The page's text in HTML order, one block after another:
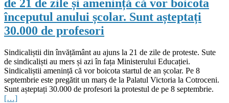
de 21 de zile și amenință că vor boicota
începutul anului școlar. Sunt așteptați
30.000 de profesori
Sindicaliștii din învățământ au ajuns la 21 de zile de proteste. Sute
de sindicaliști au mers și azi în fața Ministerului Educației.
Sindicaliștii amenință că vor boicota startul de an școlar. Pe 8
septembrie este pregătit un marș de la Palatul Victoria la Cotroceni.
Sunt așteptați 30.000 de profesori la protestul de pe 8 septembrie.
[…]